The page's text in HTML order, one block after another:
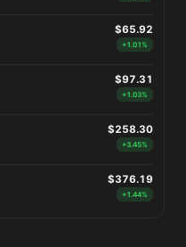
$65.92
+1.01%
$97.31
+1.03%
$258.30
+3.45%
$376.19
+1.44%